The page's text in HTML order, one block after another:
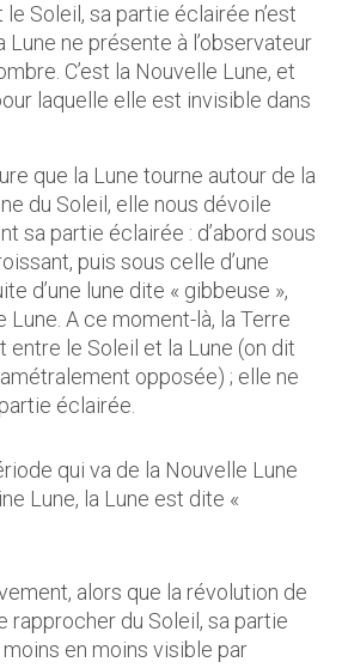
le Soleil, sa partie éclairée n’est
Lune ne présente à l’observateur
C’est la Nouvelle Lune, et
laquelle elle est invisible dans
que la Lune tourne autour de la
du Soleil, elle nous dévoile
sa partie éclairée : d’abord sous
puis sous celle d’une
d’une lune dite « gibbeuse »,
Lune. A ce moment-là, la Terre
entre le Soleil et la Lune (on dit
opposée) ; elle ne
éclairée.
qui va de la Nouvelle Lune
Lune, la Lune est dite «
alors que la révolution de
rapprocher du Soleil, sa partie
en moins visible par